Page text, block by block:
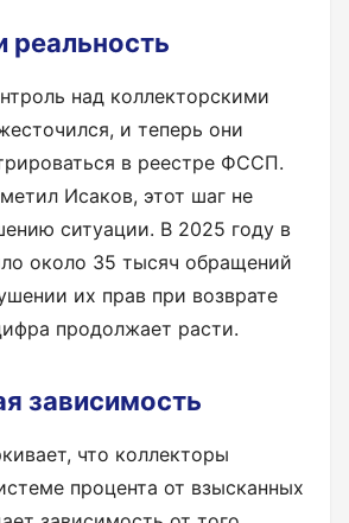
реальность
над коллекторскими
и теперь они
в реестре ФССП.
Исаков, этот шаг не
ситуации. В 2025 году в
около 35 тысяч обращений
их прав при возврате
продолжает расти.
зависимость
что коллекторы
процента от взысканных